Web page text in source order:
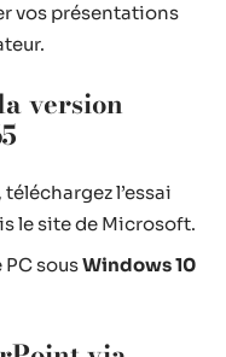
vos présentations
version
l’essai
le site de Microsoft.
sousWindows 10